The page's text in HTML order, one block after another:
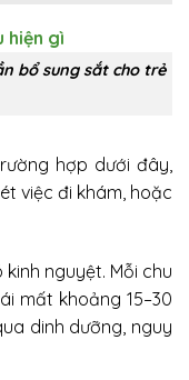
bổ sung sắt cho trẻ
hợp dưới đây,
việc đi khám, hoặc
nguyệt. Mỗi chu
mất khoảng 15–30
dinh dưỡng, nguy